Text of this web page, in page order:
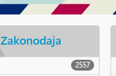
Zakonodaja
2557